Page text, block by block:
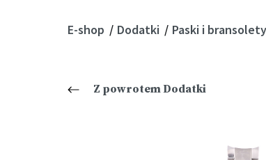
E-shop Dodatki Paski i
Z powrotem Dodatki